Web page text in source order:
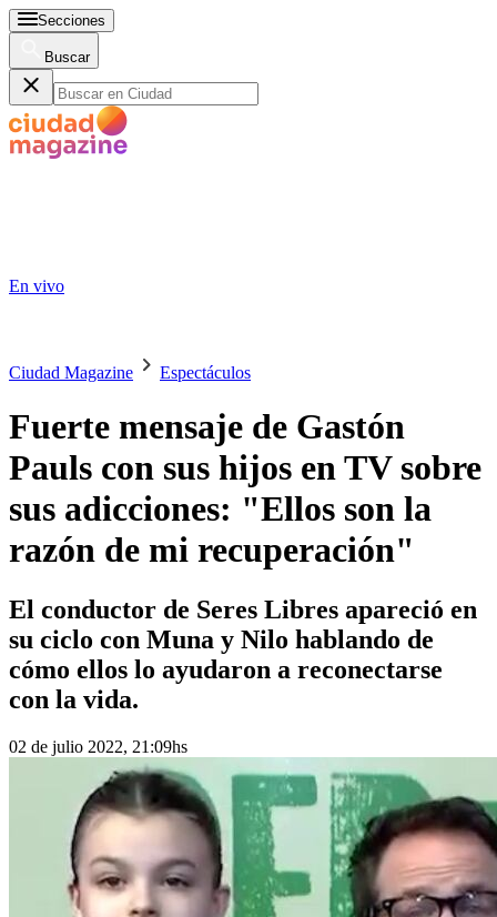
Secciones
Buscar
En vivo
Ciudad Magazine Espectáculos
Fuerte mensaje de Gastón
Pauls con sus hijos en TV sobre
sus adicciones: "Ellos son la
razón de mi recuperación"
El conductor de Seres Libres apareció en
su ciclo con Muna y Nilo hablando de
cómo ellos lo ayudaron a reconectarse
con la vida.
02 de julio 2022, 21:09hs